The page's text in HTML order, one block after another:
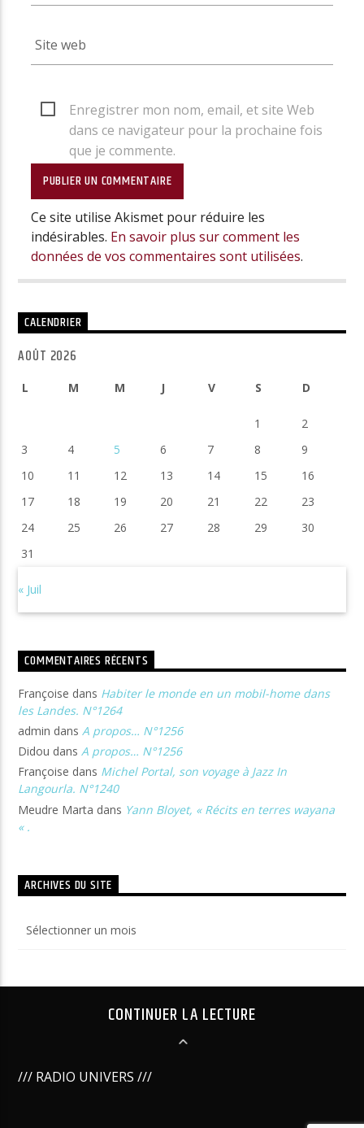
Enregistrer mon nom, email, et site Web
dans ce navigateur pour la prochaine fois
que je commente.
Ce site utilise Akismet pour réduire les
indésirables. En savoir plus sur comment les
données de vos commentaires sont utilisées.
CALENDRIER
AOÛT 2026
L M M J V S D
1
2
3
4 5 6 7 8
9
10
11 12 13 14 15
16
17
18 19 20 21 22
23
24
25 26 27 28 29
30
31
« Juil
COMMENTAIRES RÉCENTS
Françoise dans Habiter le monde en un mobil-home dans
les Landes. N°1264
admin dansA propos… N°1256
Didou dansA propos… N°1256
Françoise dans Michel Portal, son voyage à Jazz In
Langourla. N°1240
Meudre Marta dans Yann Bloyet, « Récits en terres wayana
« .
ARCHIVES DU SITE
du
CONTINUER LA LECTURE
/// RADIO UNIVERS ///